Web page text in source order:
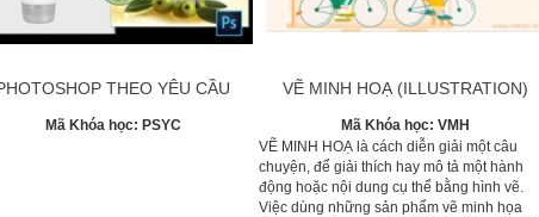
THEO YÊU CẦU
Mã Khóa học: PSYC
VẼ MINH HOẠ (ILLUSTRATION)
Mã Khóa học: VMH
VẼ MINH HOẠ là cách diễn giải một câu
chuyện, để giải thích hay mô tả một hành
động hoặc nội dung cụ thể bằng hình vẽ.
Việc dùng những sản phẩm vẽ minh họa